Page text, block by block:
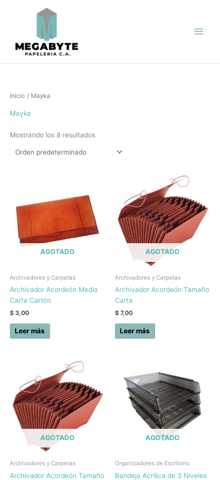
Inicio / Mayka
Mayka
Mostrando los 8 resultados
AGOTADO
Archivadores y Carpetas
Archivador Acordeón Media
Carta Cartón
$ 3,00
Leer más
AGOTADO
Archivadores y Carpetas
Archivador Acordeón Tamaño
Carta
$ 7,00
Leer más
AGOTADO
Archivadores y Carpetas
Archivador Acordeón Tamaño
AGOTADO
Organizadores de Escritorio
Bandeja Acrílica de 3 Niveles